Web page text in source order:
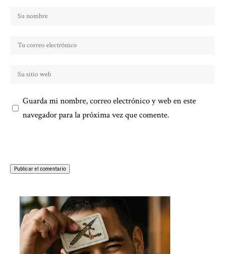
Guarda mi nombre, correo electrónico y web en este
navegador para la próxima vez que comente.